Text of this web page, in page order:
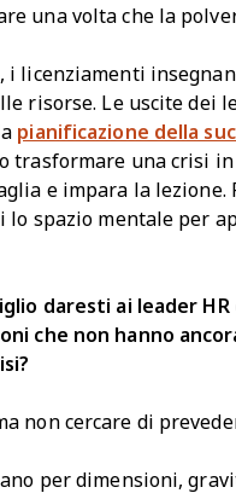
una volta che la
i licenziamenti
risorse. Le uscite dei
pianificazione della
trasformare una crisi
e impara la lezione.
lo spazio mentale per
daresti ai leader HR
che non hanno
non cercare di
per dimensioni,